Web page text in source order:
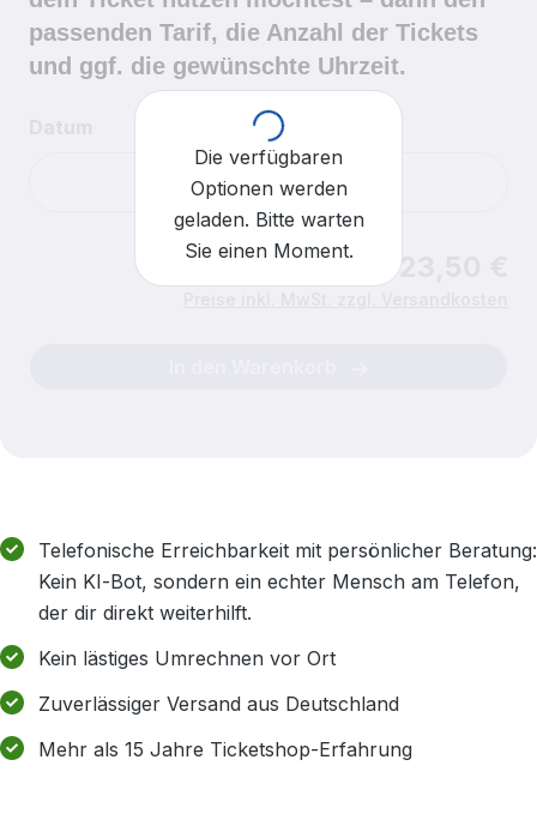
passenden Tarif, die Anzahl der Tickets
und ggf. die gewünschte Uhrzeit.
Für heute sind keine Einlasszeiten mehr
Ab 23,50 €
Loading...
Die verfügbaren
Optionen werden
geladen. Bitte warten
Sie einen Moment.
Telefonische Erreichbarkeit mit persönlicher Beratung:
Kein KI‑Bot, sondern ein echter Mensch am Telefon,
der dir direkt weiterhilft.
Kein lästiges Umrechnen vor Ort
Zuverlässiger Versand aus Deutschland
Mehr als 15 Jahre Ticketshop-Erfahrung